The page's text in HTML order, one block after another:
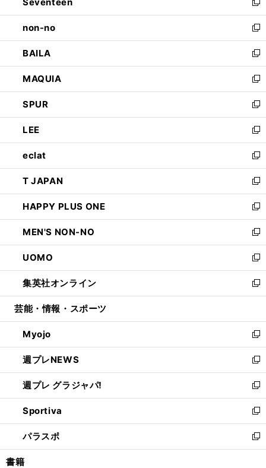
で
開
く
ド
ウ
で
開
く
新
し
い
ウ
ィ
ン
ド
ウ
で
開
く
non-no
新
し
い
ウ
ィ
ン
ド
ウ
で
開
く
BAILA
新
し
い
ウ
ィ
ン
ド
ウ
で
開
く
MAQUIA
新
し
い
ウ
ィ
ン
ド
ウ
で
開
く
SPUR
新
し
い
ウ
ィ
ン
ド
ウ
で
開
く
LEE
新
し
い
ウ
ィ
ン
ド
ウ
で
開
く
eclat
新
し
い
ウ
ィ
ン
ド
ウ
で
開
く
T JAPAN
新
し
い
ウ
ィ
ン
ド
ウ
で
開
HAPPY PLUS ONE
新
し
い
ウ
ィ
ン
ド
ウ
開
く
MEN'S NON-NO
新
し
い
ウ
ィ
ン
ウ
で
開
く
UOMO
新
し
い
ウ
ン
ド
ウ
で
開
く
集英社オンライン
新
し
ウ
ィ
ン
ド
ウ
で
開
く
芸能・情報・スポーツ
Myojo
新
し
い
ウ
ィ
ン
ド
ウ
で
開
週プレNEWS
新
し
い
ウ
ィ
ン
ド
ウ
週プレ グラジャパ!
新
し
い
ウ
ィ
ン
Sportiva
新
し
い
ウ
パラスポ
新
し
書籍